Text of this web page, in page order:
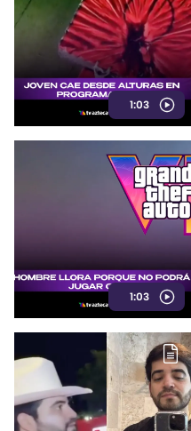
1:03
1:03